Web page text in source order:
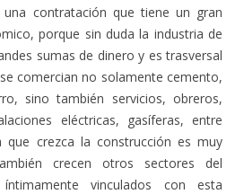
contratación que tiene un gran
porque sin duda la industria de
sumas de dinero y es trasversal
comercian no solamente cemento,
sino también servicios, obreros,
eléctricas, gasíferas, entre
crezca la construcción es muy
crecen otros sectores del
vinculados con esta